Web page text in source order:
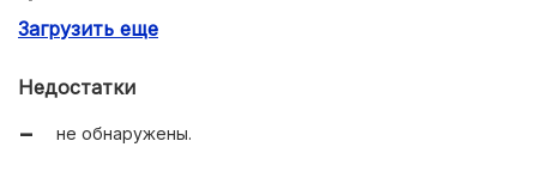
сохранение пигмента хны;
Загрузить еще
Недостатки
не обнаружены.